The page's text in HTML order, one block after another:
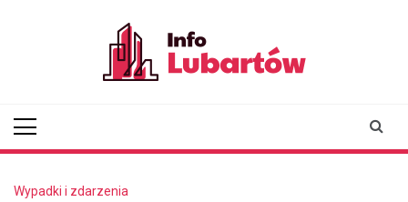
Wypadki i zdarzenia